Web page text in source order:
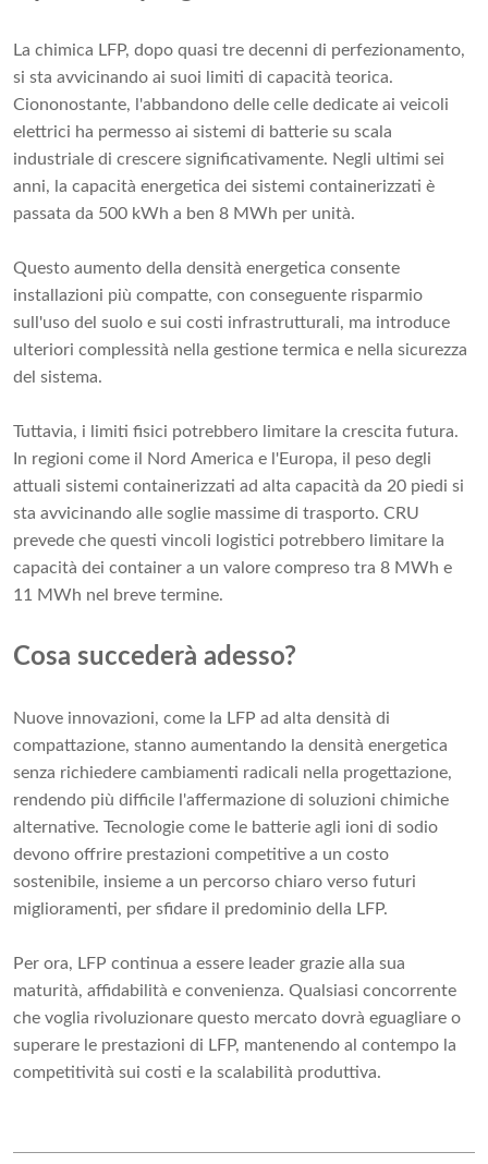
La chimica LFP, dopo quasi tre decenni di perfezionamento,
si sta avvicinando ai suoi limiti di capacità teorica.
Ciononostante, l'abbandono delle celle dedicate ai veicoli
elettrici ha permesso ai sistemi di batterie su scala
industriale di crescere significativamente. Negli ultimi sei
anni, la capacità energetica dei sistemi containerizzati è
passata da 500 kWh a ben 8 MWh per unità.
Questo aumento della densità energetica consente
installazioni più compatte, con conseguente risparmio
sull'uso del suolo e sui costi infrastrutturali, ma introduce
ulteriori complessità nella gestione termica e nella sicurezza
del sistema.
Tuttavia, i limiti fisici potrebbero limitare la crescita futura.
In regioni come il Nord America e l'Europa, il peso degli
attuali sistemi containerizzati ad alta capacità da 20 piedi si
sta avvicinando alle soglie massime di trasporto. CRU
prevede che questi vincoli logistici potrebbero limitare la
capacità dei container a un valore compreso tra 8 MWh e
11 MWh nel breve termine.
Cosa succederà adesso?
Nuove innovazioni, come la LFP ad alta densità di
compattazione, stanno aumentando la densità energetica
senza richiedere cambiamenti radicali nella progettazione,
rendendo più difficile l'affermazione di soluzioni chimiche
alternative. Tecnologie come le batterie agli ioni di sodio
devono offrire prestazioni competitive a un costo
sostenibile, insieme a un percorso chiaro verso futuri
miglioramenti, per sfidare il predominio della LFP.
Per ora, LFP continua a essere leader grazie alla sua
maturità, affidabilità e convenienza. Qualsiasi concorrente
che voglia rivoluzionare questo mercato dovrà eguagliare o
superare le prestazioni di LFP, mantenendo al contempo la
competitività sui costi e la scalabilità produttiva.